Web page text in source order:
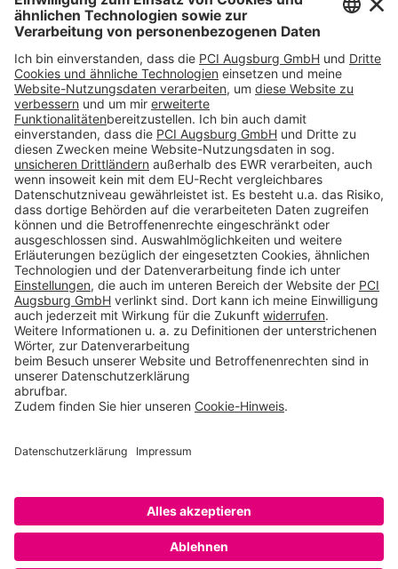
Fertigparkett und Laminat sowie textilen und elastischen
Bodenbelägen einsetzbar.
Download
Folge uns auf:
Produkte
Toolbox
Über THOMSIT
Kontakt
Datenschutzeinstellungen
Copyright © 2026 PCI Augsburg GmbH